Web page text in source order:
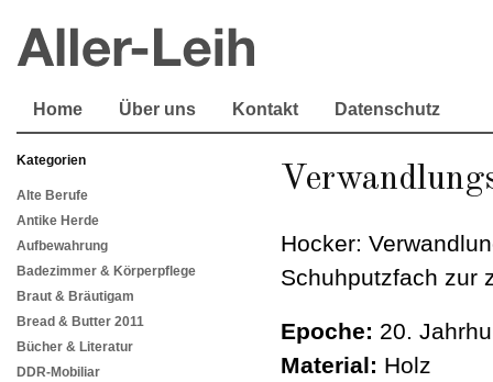
Home Über uns Kontakt Datenschutz
Kategorien
Alte Berufe
Antike Herde
Aufbewahrung
Badezimmer & Körperpflege
Braut & Bräutigam
Bread & Butter 2011
Bücher & Literatur
DDR-Mobiliar
Hocker:
Schuhputzfach zur
Epoche: 20.
Material: Holz